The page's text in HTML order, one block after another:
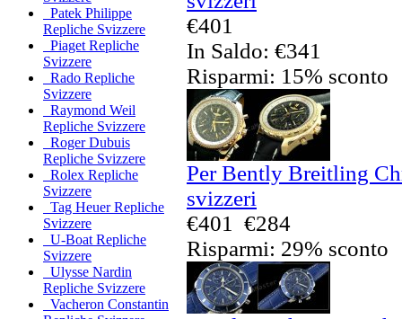
Patek Philippe
Repliche Svizzere
Piaget Repliche
Svizzere
Rado Repliche
Svizzere
Raymond Weil
Repliche Svizzere
Roger Dubuis
Repliche Svizzere
Rolex Repliche
Svizzere
Tag Heuer Repliche
Svizzere
U-Boat Repliche
Svizzere
Ulysse Nardin
Repliche Svizzere
Vacheron Constantin
€401
In Saldo: €341
Risparmi: 15% sconto
Per Bently Breitling
svizzeri
€401
€284
Risparmi: 29% sconto